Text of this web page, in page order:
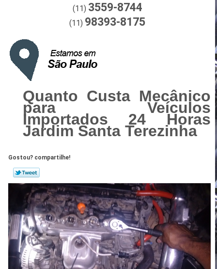
(11) 3559-8744
(11) 98393-8175
Quanto Custa Mecânico
para Veículos
Importados 24 Horas
Jardim Santa Terezinha
Gostou? compartilhe!